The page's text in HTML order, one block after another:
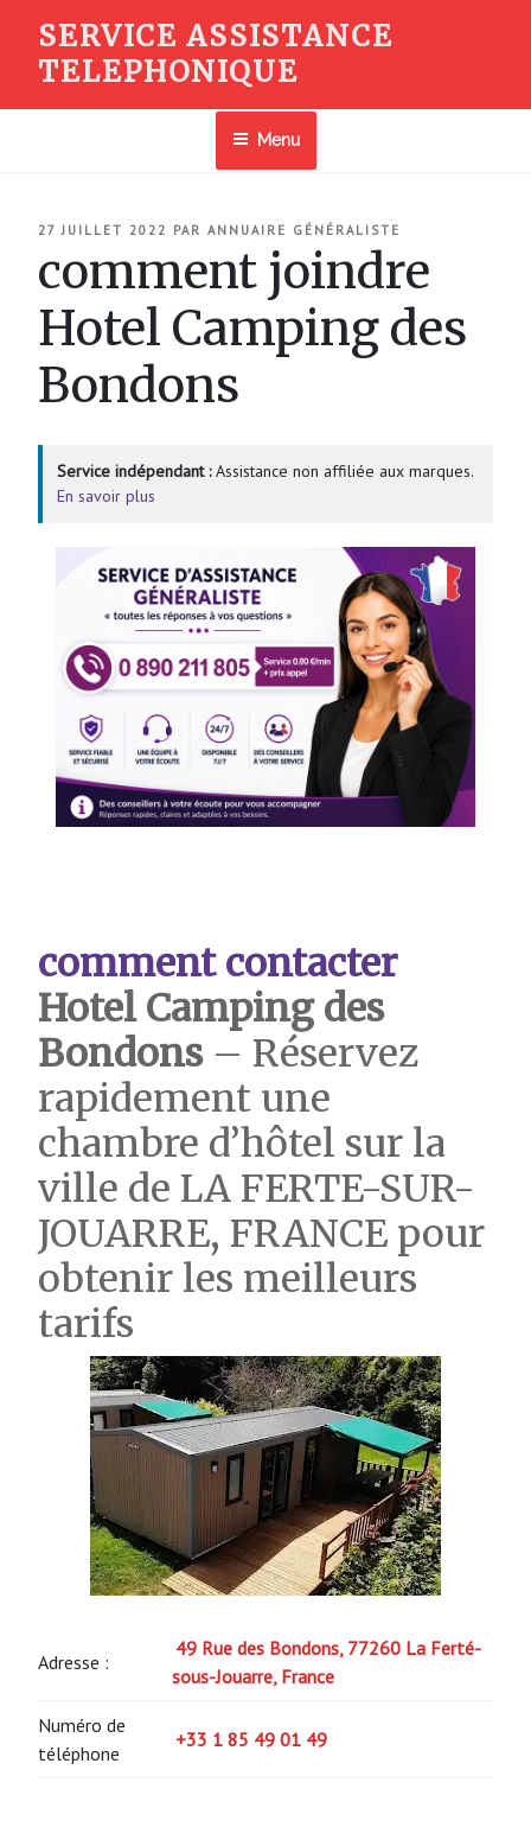
contenu
SERVICE ASSISTANCE
TELEPHONIQUE
Menu
PUBLIÉ
27 JUILLET 2022 PAR ANNUAIRE GÉNÉRALISTE
comment joindre
Hotel Camping des
Bondons
Service indépendant :Assistance non affiliée aux marques.
En savoir plus
comment contacter
Hotel Camping des
Bondons– Réservez
rapidement une
chambre d’hôtel sur la
ville de LA FERTE-SUR-
JOUARRE, FRANCE pour
obtenir les meilleurs
tarifs
Adresse :
49 Rue des Bondons, 77260 La Ferté-
sous-Jouarre, France
Numéro de
téléphone
+33 1 85 49 01 49